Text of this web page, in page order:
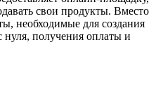
свои продукты. Вместо
необходимые для создания
нуля, получения оплаты и